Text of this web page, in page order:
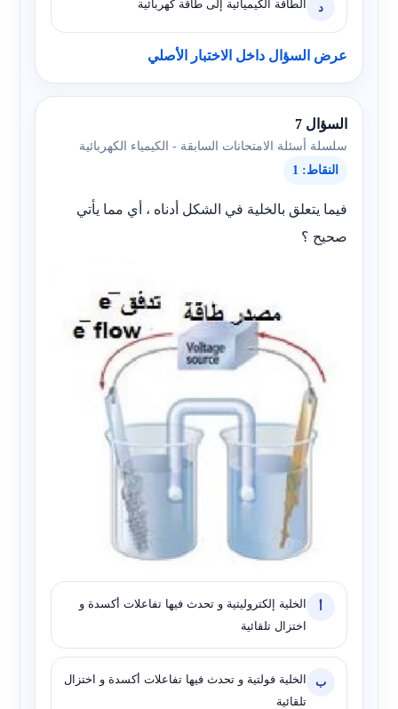
د الطاقة الكيميائية إلى طاقة كهربائية
عرض السؤال داخل الاختبار الأصلي
السؤال 7
سلسلة أسئلة الامتحانات السابقة - الكيمياء الكهربائية
النقاط: 1
فيما يتعلق بالخلية في الشكل أدناه ، أي مما يأتي
صحيح ؟
الخلية إلكتروليتية و تحدث فيها تفاعلات أكسدة و
اختزال تلقائية
ب
الخلية فولتية و تحدث فيها تفاعلات أكسدة و اختزال
تلقائية